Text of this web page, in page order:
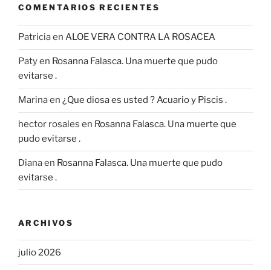
COMENTARIOS RECIENTES
Patriciaen ALOE VERA CONTRA LA ROSACEA
Patyen Rosanna Falasca. Una muerte que pudo
evitarse .
Marinaen ¿Que diosa es usted ? Acuario y Piscis .
hector rosales en Rosanna Falasca. Una muerte que
pudo evitarse .
Dianaen Rosanna Falasca. Una muerte que pudo
evitarse .
ARCHIVOS
julio 2026